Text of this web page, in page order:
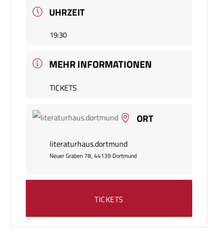
UHRZEIT
19:30
MEHR INFORMATIONEN
TICKETS
ORT
literaturhaus.dortmund
Neuer Graben 78, 44139 Dortmund
TICKETS